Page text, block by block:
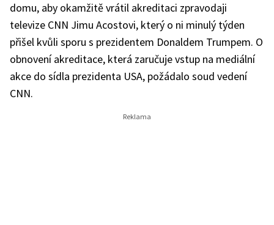
domu, aby okamžitě vrátil akreditaci zpravodaji
televize CNN Jimu Acostovi, který o ni minulý týden
přišel kvůli sporu s prezidentem Donaldem Trumpem. O
obnovení akreditace, která zaručuje vstup na mediální
akce do sídla prezidenta USA, požádalo soud vedení
CNN.